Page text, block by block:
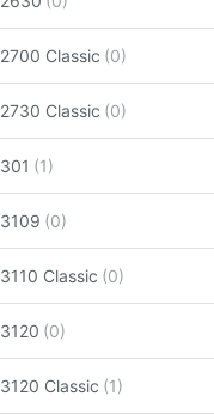
2700 Classic
2730 Classic
301
3109
3110 Classic
3120
3120 Classic